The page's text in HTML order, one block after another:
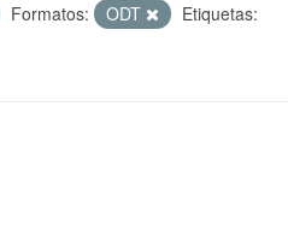
Formatos: ODT
Etiquetas: